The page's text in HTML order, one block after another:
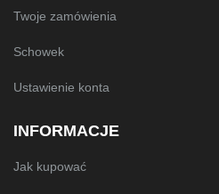
Twoje zamówienia
Schowek
Ustawienie konta
INFORMACJE
Jak kupować